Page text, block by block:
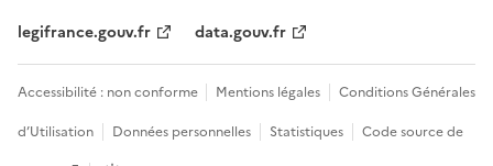
legifrance.gouv.fr
data.gouv.fr
Accessibilité : non conforme Mentions légales
Conditions Générales
d’Utilisation
Données personnelles Statistiques
Code source de